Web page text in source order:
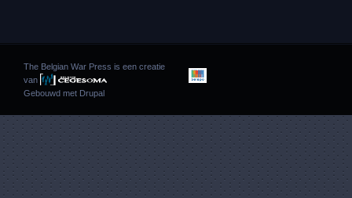
The Belgian War Press is een creatie
van
Gebouwd met Drupal